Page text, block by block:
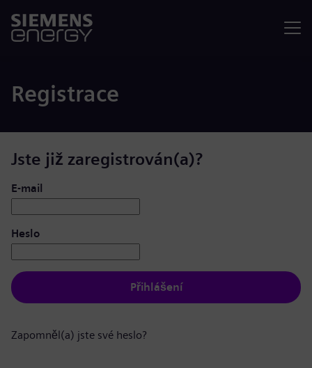
Registrace
Jste již zaregistrován(a)?
Přihlášení: uživatel a heslo
E-mail
Heslo
Přihlášení
Zapomněl(a) jste své heslo?